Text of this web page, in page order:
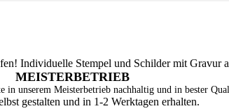
MEISTERBETRIEB
in unserem Meisterbetrieb nachhaltig und in bester